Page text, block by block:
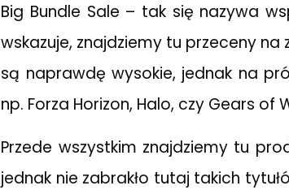
Big Bundle Sale – tak się nazywa
wskazuje, znajdziemy tu przeceny
są naprawdę wysokie, jednak na
np. Forza Horizon, Halo, czy Gears of
Przede wszystkim znajdziemy tu
jednak nie zabrakło tutaj takich